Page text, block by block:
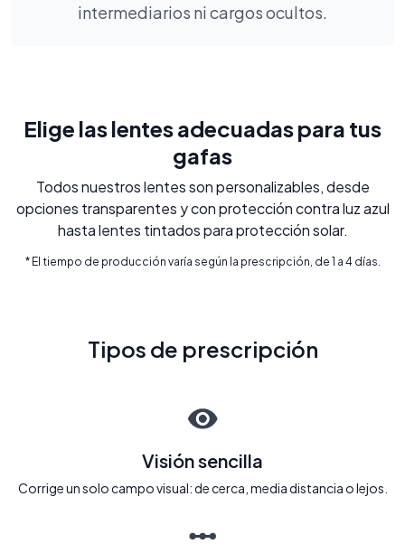
intermediarios ni cargos ocultos.
Elige las lentes adecuadas para tus
gafas
Todos nuestros lentes son personalizables, desde
opciones transparentes y con protección contra luz azul
hasta lentes tintados para protección solar.
* El tiempo de producción varía según la prescripción, de 1 a 4 días.
Tipos de prescripción
Visión sencilla
Corrige un solo campo visual: de cerca, media distancia o lejos.